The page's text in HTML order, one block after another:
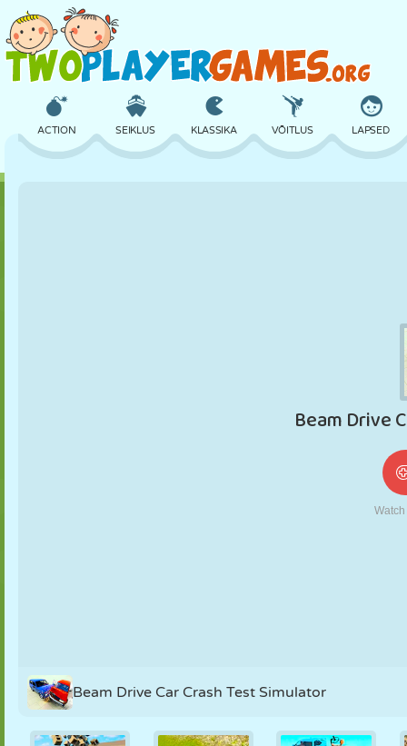
ACTION SEIKLUS KLASSIKA VÕITLUS LAPSED
RETRO ROBOT
TRULL
Beam Drive Car Crash Test Simulator